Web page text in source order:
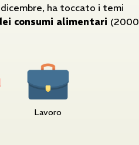
ha toccato i temi
consumi alimentari (2000
Lavoro